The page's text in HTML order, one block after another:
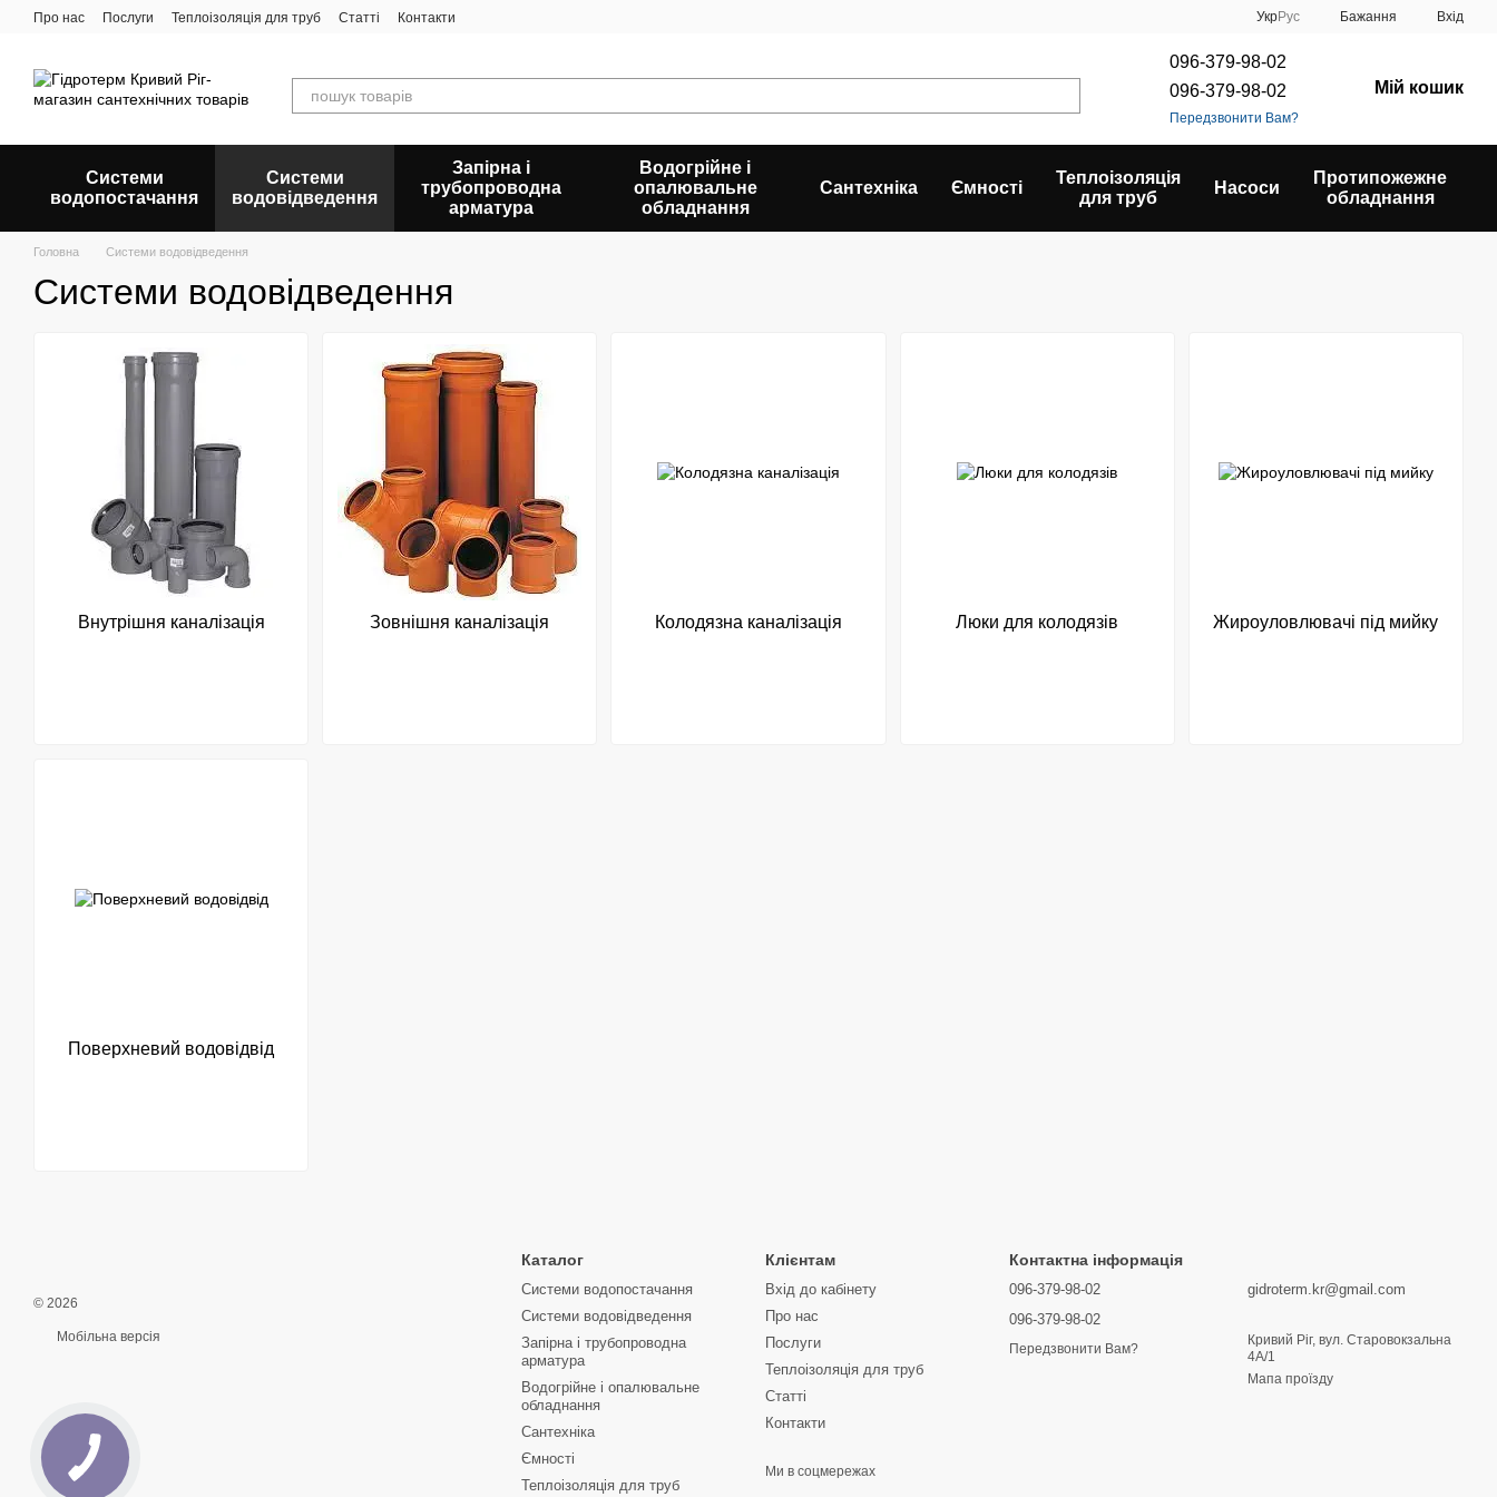
Перейти до основного контенту
Про нас Послуги Теплоізоляція для труб Статті Контакти УкрРус Бажання Вхід
096-379-98-02
096-379-98-02
Передзвонити Вам?
Мій кошик
Системи
водопостачання
Системи
водовідведення
Запірна і
трубопроводна
арматура
Водогрійне і
опалювальне
обладнання
Сантехніка Ємності
Теплоізоляція
для труб
Насоси
Протипожежне
обладнання
Головна Системи водовідведення
Системи водовідведення
Внутрішня каналізація Зовнішня каналізація Колодязна каналізація Люки для колодязів Жироуловлювачі під мийку
Поверхневий водовідвід
© 2026
Мобільна версія
Каталог
Системи водопостачання
Системи водовідведення
Запірна і трубопроводна
арматура
Водогрійне і опалювальне
обладнання
Сантехніка
Ємності
Теплоізоляція для труб
Клієнтам
Вхід до кабінету
Про нас
Послуги
Теплоізоляція для труб
Статті
Контакти
Ми в соцмережах
Контактна інформація
096-379-98-02
096-379-98-02
Передзвонити Вам?
gidroterm.kr@gmail.com
Кривий Ріг, вул. Старовокзальна
4А/1
Мапа проїзду